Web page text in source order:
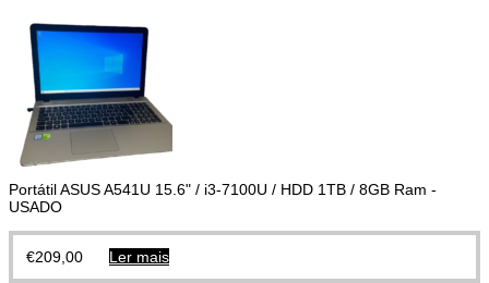
Portátil ASUS A541U 15.6" / i3-7100U / HDD 1TB / 8GB Ram -
USADO
€209,00 Ler mais